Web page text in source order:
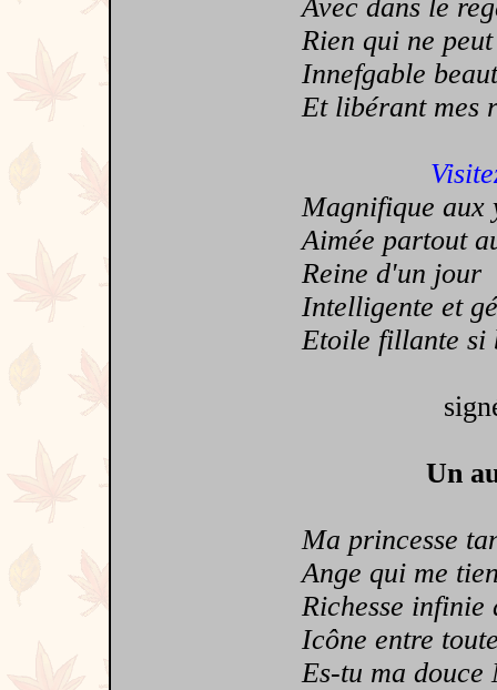
Avec dans le
Rien qui ne peut
Innefgable
Et libérant mes
Magnifique aux
Aimée partout
Reine d'un jour
Intelligente et
Etoile fillante si
Un
Ma princesse
Ange qui me
Richesse infinie
Icône entre
Es-tu ma douce